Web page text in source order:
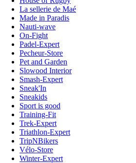
La sellerie de Maé
Made in Paradis
Nauti-wave
On-Fight
Padel-Expert
Pecheur-Store
Pet and Garden
Slowood Interior
Smash-Expert
Sneak'In
Sneakids
Sport is good
Training-Fit
Trek-Expert
Triathlon-Expert
TripNBikers
Vélo-Store
Winter-Expert